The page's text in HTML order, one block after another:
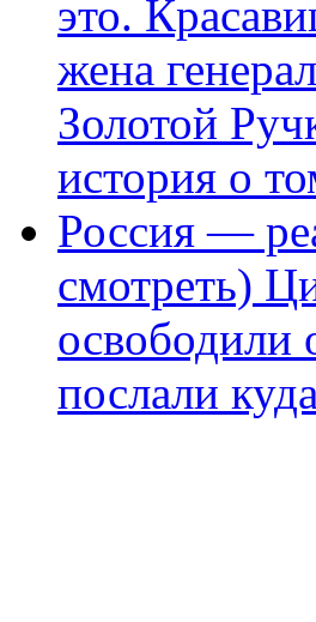
это.
жена
Золотой
история о
Россия —
смотреть)
освободили
послали